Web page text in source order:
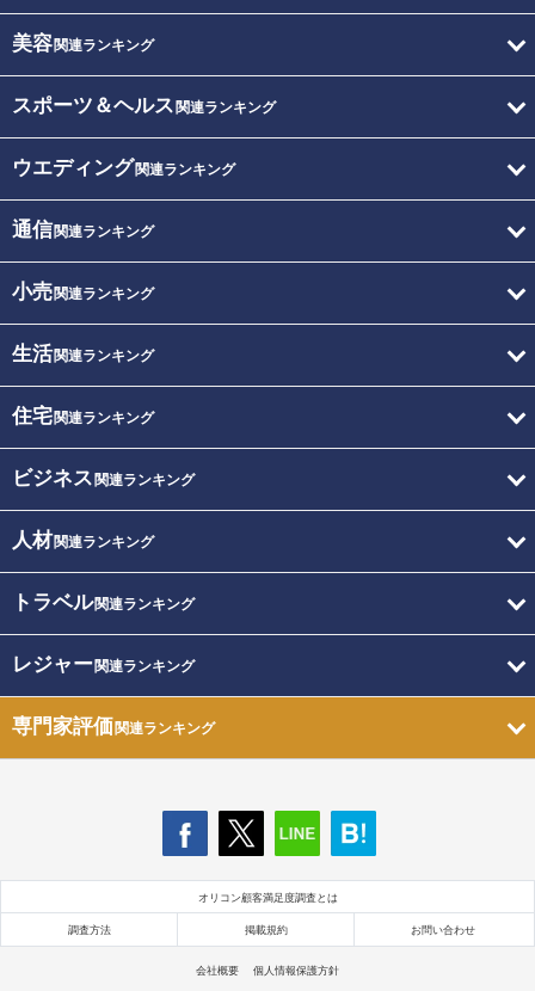
美容関連ランキング
スポーツ＆ヘルス 関連ランキング
ウエディング関連ランキング
通信関連ランキング
小売関連ランキング
生活関連ランキング
住宅関連ランキング
ビジネス 関連ランキング
人材関連ランキング
トラベル関連ランキング
レジャー関連ランキング
専門家評価関連ランキング
オリコン顧客満足度調査とは
調査方法 掲載規約 お問い合わせ
会社概要 個人情報保護方針